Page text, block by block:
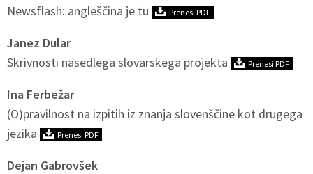
Newsflash: angleščina je tu
Prenesi PDF
Janez Dular
Skrivnosti nasedlega slovarskega projekta
Prenesi PDF
Ina Ferbežar
(O)pravilnost na izpitih iz znanja slovenščine kot drugega
jezika
Prenesi PDF
Dejan Gabrovšek